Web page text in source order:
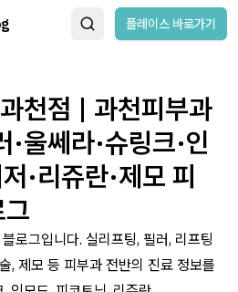
플레이스 바로가기
천점 | 과천피부과
·울쎄라·슈링크·인
·리쥬란·제모 피
로그입니다. 실리프팅, 필러, 리프팅
, 제모 등 피부과 전반의 진료 정보를